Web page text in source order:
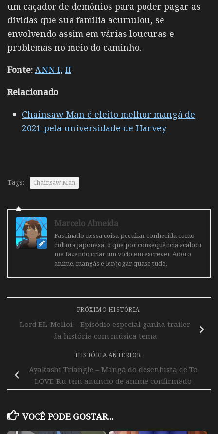
um caçador de demônios para poder pagar as
dívidas que sua família acumulou, se
envolvendo assim em várias loucuras e
problemas no meio do caminho.
Fonte: ANN I, II
Relacionado
Chainsaw Man é eleito melhor mangá de
2021 pela universidade de Harvey
Tags: Chainsaw Man
Marcelo Almeida
Fascinado nessa coisa peculiar conhecida como
cultura japonesa, o que por consequência acabou
me fazendo criar um vicio em escrever. Adoro
anime, mangás e ler/jogar quase tudo.
PRÓXIMO HISTÓRIA
Lord EL-Melloi – Episódio especial ganha trailer
da história com música tema
HISTÓRIA ANTERIOR
Ayakashi Triangle – Mangá do desenhista de To
LOVE-Ru tem anuncio de anime confirmado
VOCÊ PODE GOSTAR...